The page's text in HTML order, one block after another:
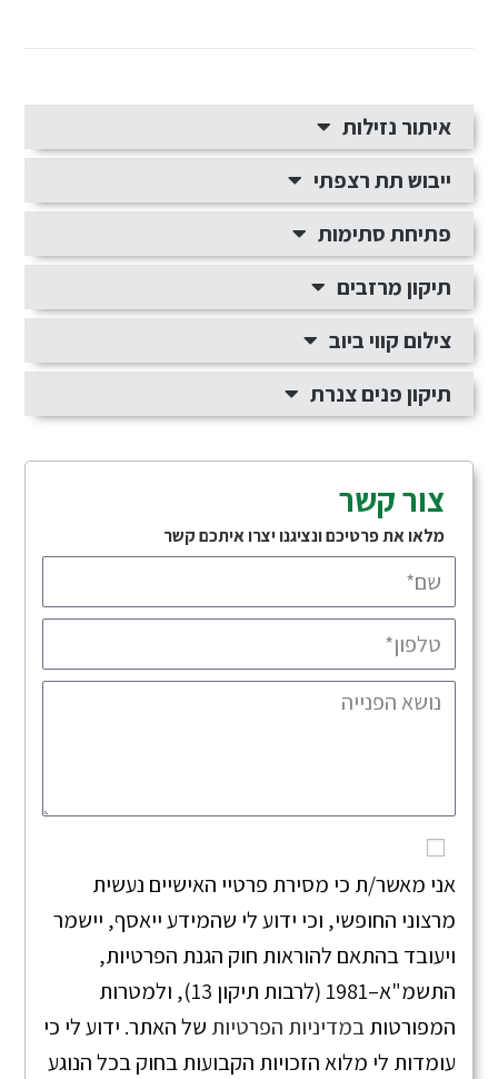
איתור נזילות
ייבוש תת רצפתי
פתיחת סתימות
תיקון מרזבים
צילום קווי ביוב
תיקון פנים צנרת
צור קשר
מלאו את פרטיכם ונציגנו יצרו איתכם קשר
אני מאשר/ת כי מסירת פרטיי האישיים נעשית
מרצוני החופשי, וכי ידוע לי שהמידע ייאסף, יישמר
ויעובד בהתאם להוראות חוק הגנת הפרטיות,
התשמ"א–1981 (לרבות תיקון 13), ולמטרות
המפורטותבמדיניות הפרטיות של האתר. ידוע לי כי
עומדות לי מלוא הזכויות הקבועות בחוק בכל הנוגע